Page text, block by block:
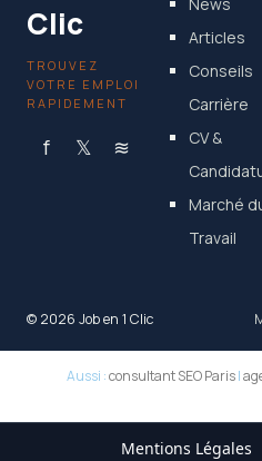
Clic
TROUVEZ
VOTRE EMPLOI
RAPIDEMENT
f 𝕏 ≋
News
Articles
Conseils
Carrière
CV &
Marché
Travail
© 2026 Job en 1 Clic
Aussi :consultant SEO Paris|
Mentions Légales